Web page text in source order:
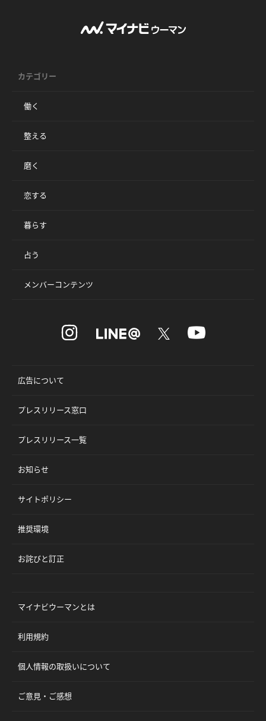
カテゴリー
働く
整える
磨く
恋する
暮らす
占う
メンバーコンテンツ
広告について
プレスリリース窓口
プレスリリース一覧
お知らせ
サイトポリシー
推奨環境
お詫びと訂正
マイナビウーマンとは
利用規約
個人情報の取扱いについて
ご意見・ご感想